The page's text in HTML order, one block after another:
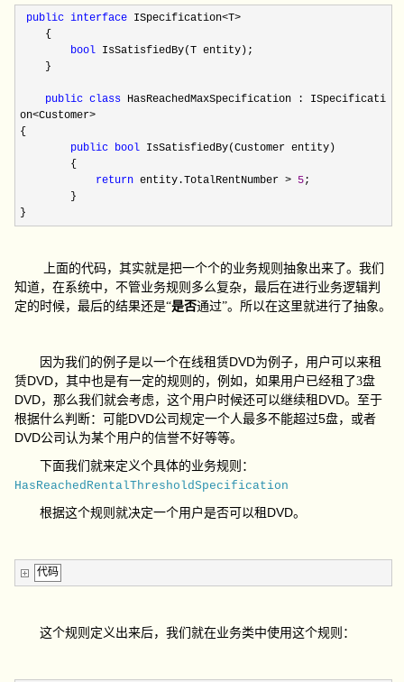
public interface ISpecification<T>
{
bool IsSatisfiedBy(T entity);
}
public class HasReachedMaxSpecification : ISpecificati
on<Customer>
{
public
bool IsSatisfiedBy(Customer entity)
{
return entity.TotalRentNumber > 5;
}
}
上面的代码，其实就是把一个个的业务规则抽象出来了。我们
知道，在系统中，不管业务规则多么复杂，最后在进行业务逻辑判
定的时候，最后的结果还是“是否通过”。所以在这里就进行了抽象。
因为我们的例子是以一个在线租赁DVD为例子，用户可以来租
赁DVD，其中也是有一定的规则的，例如，如果用户已经租了3盘
DVD，那么我们就会考虑，这个用户时候还可以继续租 DVD。至于
根据什么判断：可能DVD公司规定一个人最多不能超过5盘，或者
DVD公司认为某个用户的信誉不好等等。
下面我们就来定义个具体的业务规则：
HasReachedRentalThresholdSpecification
根据这个规则就决定一个用户是否可以租 DVD。
代码
这个规则定义出来后，我们就在业务类中使用这个规则：